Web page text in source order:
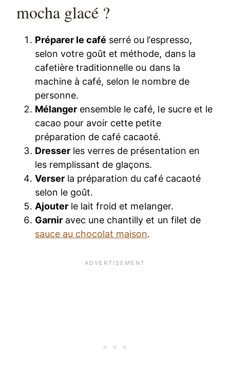
mocha glacé ?
Préparer le café serré ou l’espresso,
selon votre goût et méthode, dans la
cafetière traditionnelle ou dans la
machine à café, selon le nombre de
personne.
Mélanger ensemble le café, le sucre et le
cacao pour avoir cette petite
préparation de café cacaoté.
Dresser les verres de présentation en
les remplissant de glaçons.
Verser la préparation du café cacaoté
selon le goût.
Ajouter le lait froid et melanger.
Garnir avec une chantilly et un filet de
sauce au chocolat maison.